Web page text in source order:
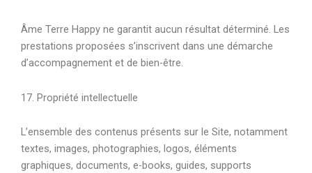
Âme Terre Happy ne garantit aucun résultat déterminé. Les
prestations proposées s’inscrivent dans une démarche
d’accompagnement et de bien-être.
17. Propriété intellectuelle
L’ensemble des contenus présents sur le Site, notamment
textes, images, photographies, logos, éléments
graphiques, documents, e-books, guides, supports